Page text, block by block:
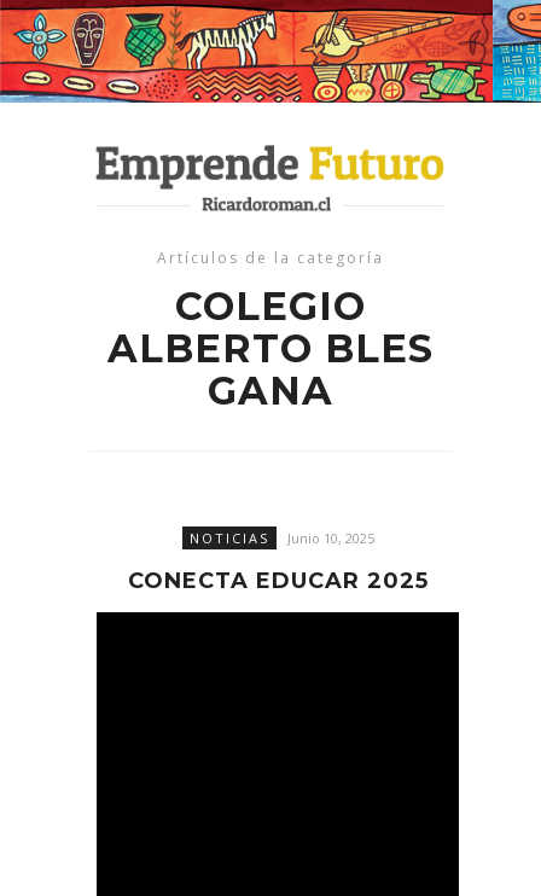
Artículos de la categoría
COLEGIO
ALBERTO BLES
GANA
NOTICIAS Junio 10, 2025
CONECTA EDUCAR 2025